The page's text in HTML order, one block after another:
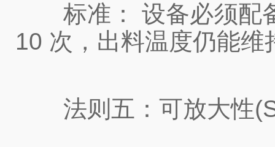
标准： 设备必须配备
10 次，出料温度仍能
法则五：可放大性